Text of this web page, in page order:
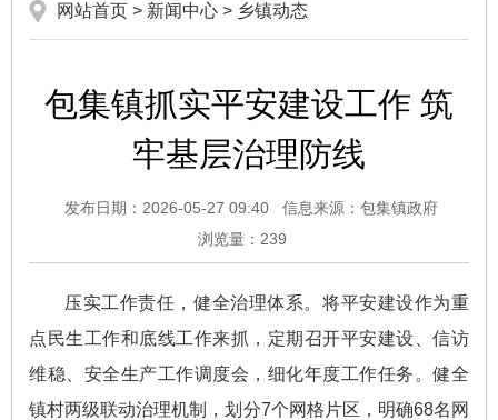
网站首页 > 新闻中心 > 乡镇动态
包集镇抓实平安建设工作 筑
牢基层治理防线
发布日期：2026-05-27 09:40
信息来源：包集镇政府
浏览量： 239
压实工作责任，健全治理体系。将平安建设作为重
点民生工作和底线工作来抓，定期召开平安建设、信访
维稳、安全生产工作调度会，细化年度工作任务。健全
镇村两级联动治理机制，划分7个网格片区，明确68名网